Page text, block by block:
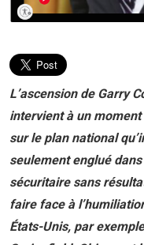
L’ascension de Garry
intervient à un
sur le plan national
seulement englué
sécuritaire sans
faire face à
États-Unis, par